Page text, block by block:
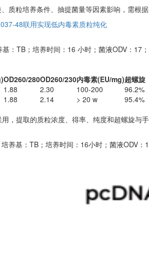
质粒培养条件、抽提菌量等因素影响，需根
48联用实现低内毒素质粒纯化
：TB；培养时间：16 小时；菌液ODV：17；
OD260/280OD260/230内毒素(EU/mg)超螺旋
1.88 2.30 100-200
96.2%
1.88 2.14 > 20 w
95.4%
提取的质粒浓度、得率、纯度和超螺旋与
养基：TB；培养时间：16小时；菌液ODV：